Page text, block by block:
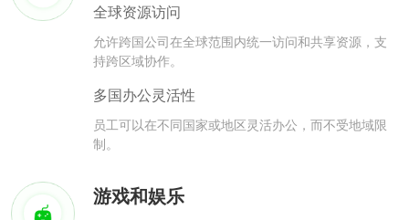
全球资源访问
允许跨国公司在全球范围内统一访问和共享资源，支
持跨区域协作。
多国办公灵活性
员工可以在不同国家或地区灵活办公，而不受地域限
制。
游戏和娱乐